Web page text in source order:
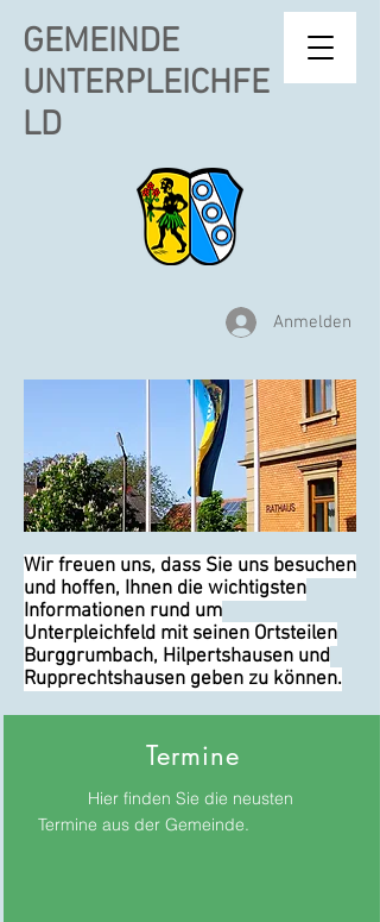
GEMEINDE
UNTERPLEICHFE
LD
Wir freuen uns, dass Sie uns besuchen
und hoffen, Ihnen die wichtigsten
Informationen rund um
Unterpleichfeld mit seinen Ortsteilen
Burggrumbach, Hilpertshausen und
Rupprechtshausen geben zu können.
Termine
Hier finden Sie die neusten
Termine aus der Gemeinde.
Anmelden